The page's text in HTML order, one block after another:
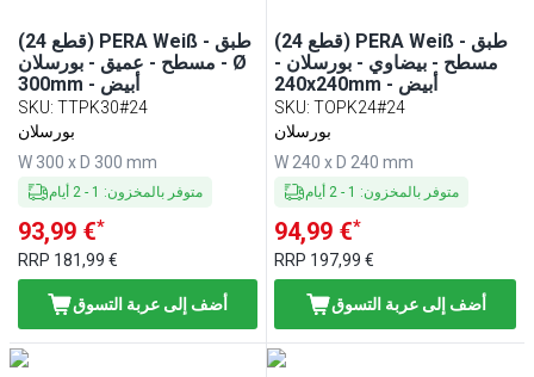
(24 قطع) PERA Weiß - طبق
مسطح - عميق - بورسلان - Ø
300mm - أبيض
SKU: TTPK30#24
بورسلان
W 300 x D 300 mm
متوفر بالمخزون:
1
-
2 أيام
93,99 €*
RRP 181,99 €
أضف إلى عربة التسوق
(24 قطع) PERA Weiß - طبق
مسطح - بيضاوي - بورسلان -
240x240mm - أبيض
SKU:TOPK24#24
بورسلان
W 240 x D 240 mm
متوفر بالمخزون:
1
-
2 أيام
94,99 €*
RRP 197,99 €
أضف إلى عربة التسوق